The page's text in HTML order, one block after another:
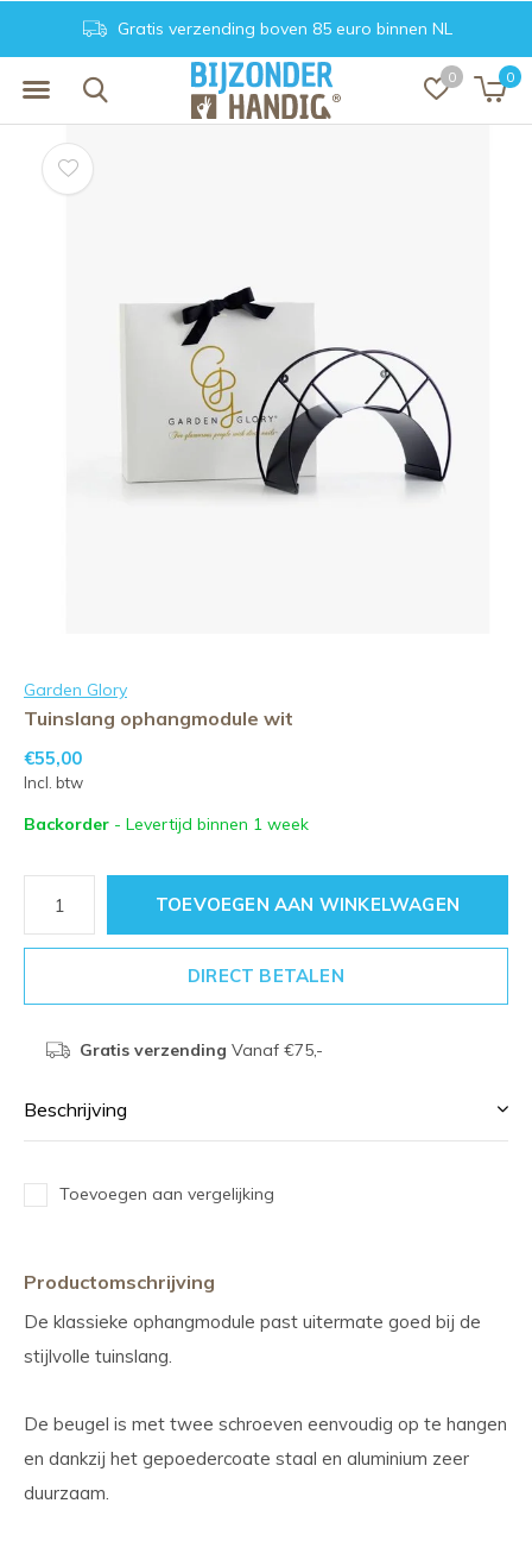
0 0
Gratis verzending boven 85 euro binnen NL
Garden Glory
Tuinslang ophangmodule wit
€55,00
Incl. btw
Backorder - Levertijd binnen 1 week
TOEVOEGEN AAN WINKELWAGEN
DIRECT BETALEN
Gratis verzending Vanaf €75,-
Beschrijving
Toevoegen aan vergelijking
Productomschrijving
De klassieke ophangmodule past uitermate goed bij de
stijlvolle tuinslang.
De beugel is met twee schroeven eenvoudig op te hangen
en dankzij het gepoedercoate staal en aluminium zeer
duurzaam.